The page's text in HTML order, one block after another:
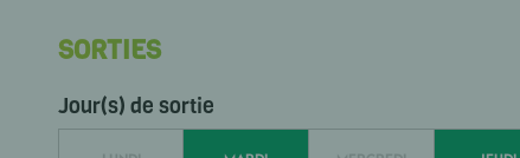
SORTIES
Jour(s) de sortie